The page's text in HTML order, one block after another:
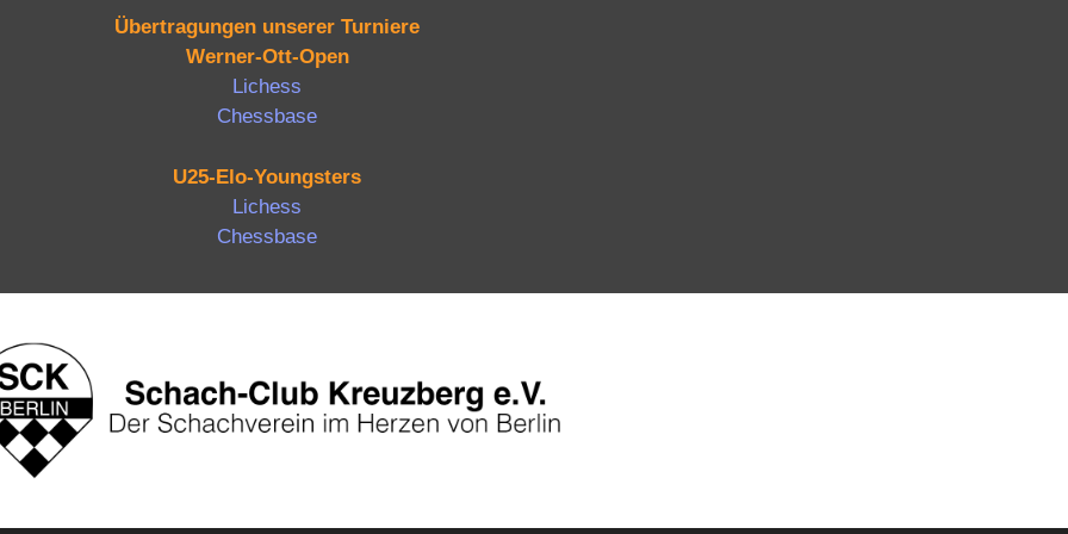
Übertragungen unserer Turniere
Werner-Ott-Open
Lichess
Chessbase
U25-Elo-Youngsters
Lichess
Chessbase